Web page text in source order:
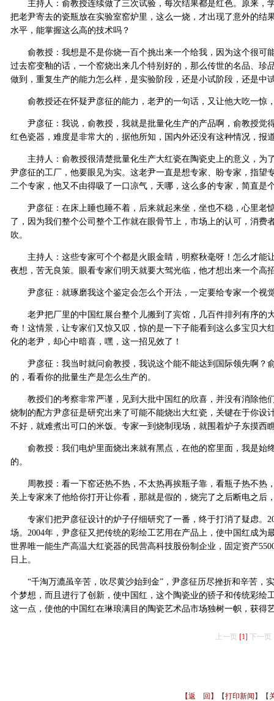
主持人：俞教授连续做了三次试验，每次结果都是红色。原来，
把老尹寄去的瓷瓶放在实验室窑炉里，这么一烧，才出现了意外的结
水平，能掌握这么高的技术吗？
俞教授：我想是不是你烧一百个挑出来一个给我，因为这个很可
过去窑变釉的话，一个窑烧出来几个特别好的，那么传世的名品、珍
做到，重复生产的能力怎么样，是实验阶段，还是小试阶段，还是中
俞教授还在怀疑尹彦征的能力，老尹的一句话，又让他大吃一惊
尹彦征：我说，俞教授，我就是批量化生产的产品啊，俞教授觉
红色瓷器，难度是非常大的，据他所知，国内外还没有这种情况，
主持人：俞教授很清楚批量化生产大红瓷在陶瓷史上的意义，为
尹彦征的工厂，他要眼见为实。这老尹一直是想专家、盼专家，指望
二个专家，他又不由得吸了一口凉气，天哪，这么多的专家，简直是
尹彦征：在床上睡也睡不着，后来就起来坐，坐也不稳，心里老
了，因为我们整个公司整个工作就在眼骨节上，市场上的认可，消费
吹。
主持人：这些专家可个个都是火眼金睛，明察秋毫呀！怎么才能
夜想，苦无良策。眼看专家们明天就要大驾光临，他才想出来一个高
尹彦征：就琢磨我这个鉴定会怎么个开法，一定要给专家一个视
老尹把厂里的中国红展台整个儿搬到了宾馆，几百件排列有序的
奇！这情景，让专家们又惊又叹，惊的是一下子能看到这么多宝贝大
化的老尹，却心中暗喜，嘿，这一招见效了！
尹彦征：我当时就问俞教授，我说这个能不能达到国际领先啊？
的，看看你的批量生产是怎么生产的。
教授们的考察非常严谨，见到大批中国红的欣喜，并没有消除他
烧制的配方尹彦征是研究出来了可能不能烧出大红瓷，关键在于你设
不好，就难煮出可口的米饭。专家一到烧制现场，就围着炉子东摸西
俞教授：我们电炉里面烧出来就有黑点，在他的窑里面，我是始
的。
周教授：看一下窑还热不热，不太热再挨瓶子靠，看瓶子热不热
关上专家来了他给你打开让你看，那就是假的，烧完了之后断电之后
专家们把尹彦征设计的炉子仔细研究了一番，终于打消了疑虑。
场。2004年，尹彦征又把传统的彩绘工艺用在产品上，使中国红成
世界唯一能生产高温大红瓷器的民营高科技股份制企业，固定资产
日上。
“千淘万漉虽辛苦，吹尽黄沙始到金”，尹彦征历尽挫折和辛苦，
个梦想，而且进行了创新，使中国红，这个陶瓷业的骄子和传统彩绘
这一点，使他的中国红在琳琅满目的陶瓷艺术品市场独树一帜，获得
上一页 [1] 下一页
【返 回】 【打印新闻 】【